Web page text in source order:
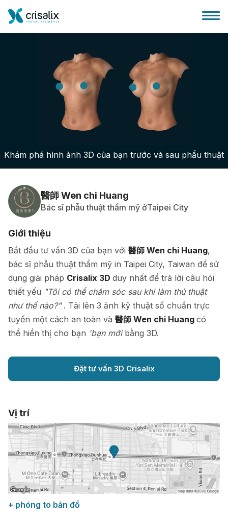
Bác sĩ phẫu thuật
Nền tảng kinh doanh 3D
Gói
Đánh giá của bệnh nhân
Khám phá hình ảnh 3D của bạn trước và sau phẩu thuật
醫師 Wen chi Huang
Bác sĩ phẫu thuật thẩm mỹ ởTaipei City
Giới thiệu
Bắt đầu tư vấn 3D của bạn với 醫師 Wen chi Huang,
bác sĩ phẫu thuật thẩm mỹ in Taipei City, Taiwan để sử
dụng giải pháp Crisalix 3D duy nhất để trả lời câu hỏi
thiết yếu "Tôi có thể chăm sóc sau khi làm thủ thuật
như thế nào?" . Tải lên 3 ảnh kỹ thuật số chuẩn trực
tuyến một cách an toàn và 醫師 Wen chi Huang có
thể hiển thị cho bạn 'bạn mới bằng 3D.
Đặt tư vấn 3D Crisalix
Vị trí
+ phóng to bản đồ